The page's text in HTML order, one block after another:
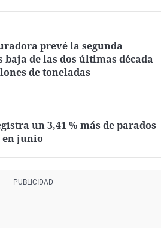
prevé la segunda
baja de las dos últimas década
de toneladas
un 3,41 % más de parados
junio